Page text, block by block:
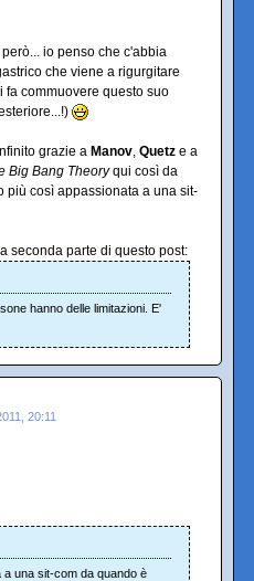
io penso che c'abbia
che viene a rigurgitare
fa commuovere questo suo
grazie a Manov Quetz e a
Big Bang Theoryqui così da
più così appassionata a una sit-
seconda parte di questo post:
hanno delle limitazioni. E'
20:11
una sit-com da quando è